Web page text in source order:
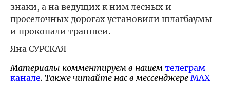
знаки, а на ведущих к ним лесных и
проселочных дорогах установили шлагбаумы
и прокопали траншеи.
Яна СУРСКАЯ
Материалы комментируем в нашем телеграм-
канале. Также читайте нас в мессенджере MAX